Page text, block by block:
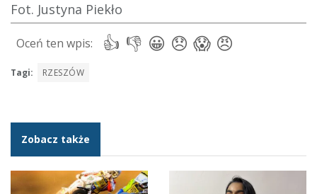
Fot. Justyna Piekło
Tagi: RZESZÓW
Zobacz także